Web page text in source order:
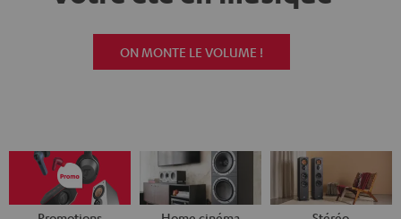
ON MONTE LE VOLUME !